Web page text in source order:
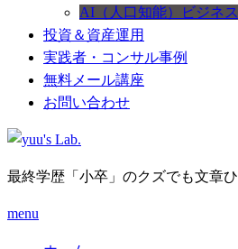
AI（人口知能）ビジネス
投資＆資産運用
実践者・コンサル事例
無料メール講座
お問い合わせ
最終学歴「小卒」のクズでも文章
menu